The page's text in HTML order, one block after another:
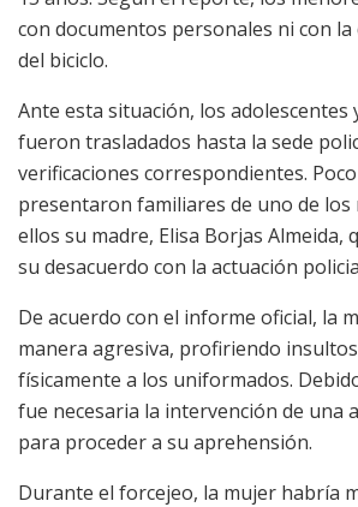
con documentos personales ni con
del biciclo.
Ante esta situación, los adolescentes
fueron trasladados hasta la sede
verificaciones correspondientes.
presentaron familiares de uno de
ellos su madre, Elisa Borjas Almeida,
su desacuerdo con la actuación
De acuerdo con el informe oficial, la
manera agresiva, profiriendo
físicamente a los uniformados.
fue necesaria la intervención de una
para proceder a su aprehensión.
Durante el forcejeo, la mujer habría